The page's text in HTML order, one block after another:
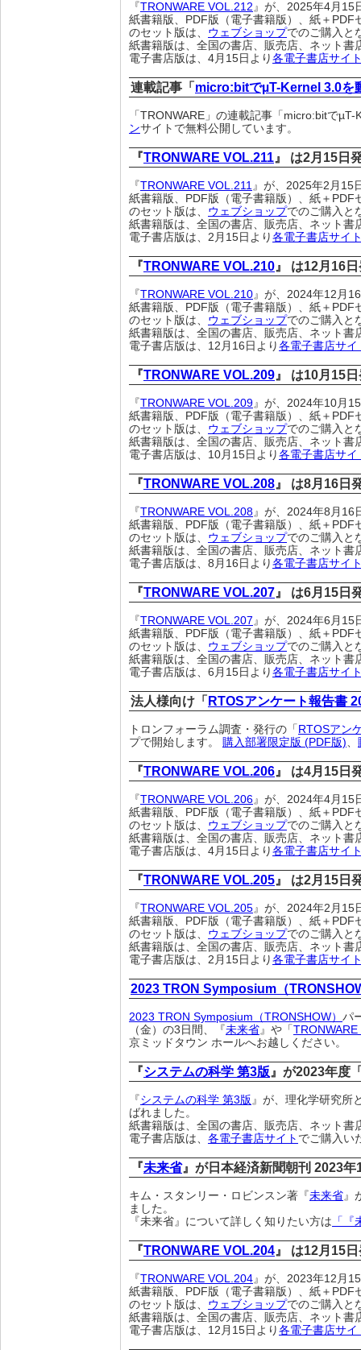
『TRONWARE VOL.212 』が、2025年4月15
紙書籍版、PDF版（電子書籍版）、紙＋
のセット版は、 ウェブショップでのご購入と
紙書籍版は、全国の書店、販売店、ネット書
電子書店版は、4月15日より 各電子書店サイ
連載記事「 micro:bitでµT-Kernel 3.0を
「TRONWARE」の連載記事「micro:bitで
ンサイトで無料公開しています。
『TRONWARE VOL.211 』 は2月15日
『TRONWARE VOL.211』が、2025年2月15
紙書籍版、PDF版（電子書籍版）、紙＋
のセット版は、 ウェブショップでのご購入と
紙書籍版は、全国の書店、販売店、ネット書
電子書店版は、2月15日より 各電子書店サイ
『TRONWARE VOL.210 』 は12月16
『TRONWARE VOL.210』が、2024年12月
紙書籍版、PDF版（電子書籍版）、紙＋
のセット版は、 ウェブショップでのご購入と
紙書籍版は、全国の書店、販売店、ネット書
電子書店版は、12月16日より 各電子書店サイ
『TRONWARE VOL.209 』 は10月15
『TRONWARE VOL.209』が、2024年10月
紙書籍版、PDF版（電子書籍版）、紙＋
のセット版は、 ウェブショップでのご購入と
紙書籍版は、全国の書店、販売店、ネット書
電子書店版は、10月15日より 各電子書店サイ
『TRONWARE VOL.208 』 は8月16日
『TRONWARE VOL.208』が、2024年8月16
紙書籍版、PDF版（電子書籍版）、紙＋
のセット版は、 ウェブショップでのご購入と
紙書籍版は、全国の書店、販売店、ネット書
電子書店版は、8月16日より 各電子書店サイ
『TRONWARE VOL.207 』 は6月15日
『TRONWARE VOL.207 』が、2024年6月15
紙書籍版、PDF版（電子書籍版）、紙＋
のセット版は、 ウェブショップでのご購入と
紙書籍版は、全国の書店、販売店、ネット書
電子書店版は、6月15日より 各電子書店サイ
法人様向け「 RTOSアンケート報告書
トロンフォーラム調査・発行の「 RTOSアン
プで開始します。 購入部署限定版 (PDF版)、
『TRONWARE VOL.206 』 は4月15日
『TRONWARE VOL.206』が、2024年4月15
紙書籍版、PDF版（電子書籍版）、紙＋
のセット版は、 ウェブショップでのご購入と
紙書籍版は、全国の書店、販売店、ネット書
電子書店版は、4月15日より 各電子書店サイ
『TRONWARE VOL.205 』 は2月15日
『TRONWARE VOL.205』が、2024年2月15
紙書籍版、PDF版（電子書籍版）、紙＋
のセット版は、 ウェブショップでのご購入と
紙書籍版は、全国の書店、販売店、ネット書
電子書店版は、2月15日より 各電子書店サイ
2023 TRON Symposium（
2023 TRON Symposium（TRONSHOW） パ
（金）の3日間、『未来省』や「
京ミッドタウン ホールへお越しください。
『システムの科学 第3版 』が2023年度
『 システムの科学 第3版 』が、理化学研究所
ばれました。
紙書籍版は、全国の書店、販売店、ネット書
電子書店版は、 各電子書店サイト でご購入い
『未来省』が日本経済新聞朝刊 2023
キム・スタンリー・ロビンスン著『未来省』
ました。
『未来省』について詳しく知りたい方は 「
『TRONWARE VOL.204 』 は12月15
『TRONWARE VOL.204』が、2023年12月
紙書籍版、PDF版（電子書籍版）、紙＋
のセット版は、 ウェブショップでのご購入と
紙書籍版は、全国の書店、販売店、ネット書
電子書店版は、12月15日より 各電子書店サイ